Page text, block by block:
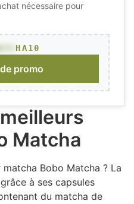
nécessaire pour
HA10
promo
Matcha
Bobo Matcha ? La
à ses capsules
du matcha de